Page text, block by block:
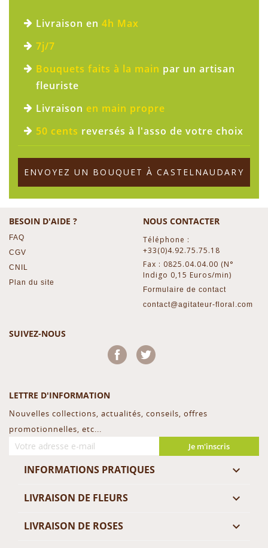
Livraison en 4h Max
7j/7
Bouquets faits à la main par un artisan
fleuriste
Livraison en main propre
50 cents reversés à l'asso de votre choix
ENVOYEZ UN BOUQUET À CASTELNAUDARY
BESOIN D'AIDE ?
FAQ
CGV
CNIL
Plan du site
NOUS CONTACTER
Téléphone :
+33(0)4.92.75.75.18
Fax : 0825.04.04.00 (N°
Indigo 0,15 Euros/min)
Formulaire de contact
contact@agitateur-floral.com
SUIVEZ-NOUS
Facebook
LETTRE D'INFORMATION
Nouvelles collections, actualités, conseils, offres
promotionnelles, etc...
Je m'inscris
INFORMATIONS PRATIQUES 
LIVRAISON DE FLEURS 
LIVRAISON DE ROSES 